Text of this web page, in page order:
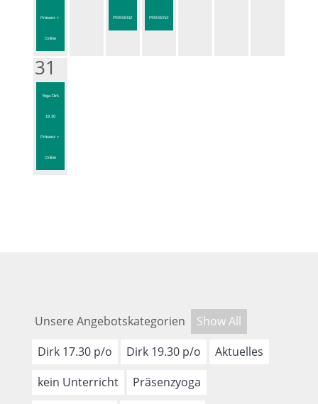
Präsenz +
Online
PRÄSENZ PRÄSENZ
31
Yoga Dirk
19.30
Präsenz +
Online
Unsere Angebotskategorien
Show All
Dirk 17.30 p/o
Dirk 19.30 p/o
Aktuelles
kein Unterricht
Präsenzyoga